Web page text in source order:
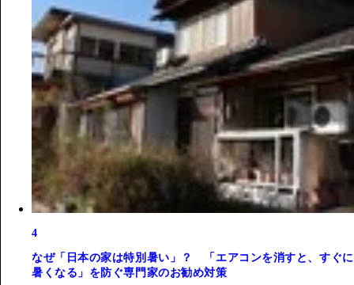
4
なぜ「日本の家は特別暑い」？ 「エアコンを消すと、すぐに
暑くなる」を防ぐ専門家のお勧め対策